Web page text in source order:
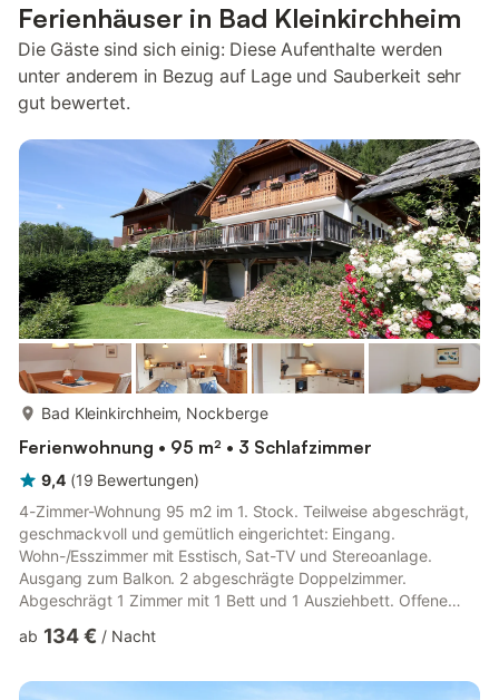
Ferienhäuser in Bad Kleinkirchheim
Die Gäste sind sich einig: Diese Aufenthalte werden
unter anderem in Bezug auf Lage und Sauberkeit sehr
gut bewertet.
Bad Kleinkirchheim, Nockberge
Ferienwohnung • 95 m² • 3 Schlafzimmer
9,4 (19 Bewertungen)
4-Zimmer-Wohnung 95 m2 im 1. Stock. Teilweise abgeschrägt,
geschmackvoll und gemütlich eingerichtet: Eingang.
Wohn-/Esszimmer mit Esstisch, Sat-TV und Stereoanlage.
Ausgang zum Balkon. 2 abgeschrägte Doppelzimmer.
Abgeschrägt 1 Zimmer mit 1 Bett und 1 Ausziehbett. Offene
Toaster, Wasserkocher, Tiefkühler, elektrische Kaffeemaschine,
sep. WC. Balkon 6 m2. Sehr schöne Panoramasicht auf die
ab 134 € / Nacht